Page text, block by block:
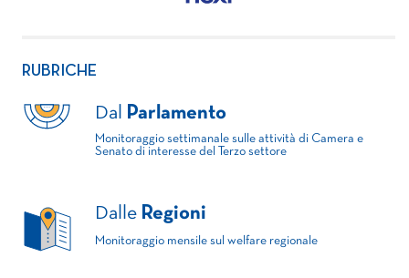
RUBRICHE
Dal Parlamento
Monitoraggio settimanale sulle attività di Camera e
Senato di interesse del Terzo settore
Dalle Regioni
Monitoraggio mensile sul welfare regionale